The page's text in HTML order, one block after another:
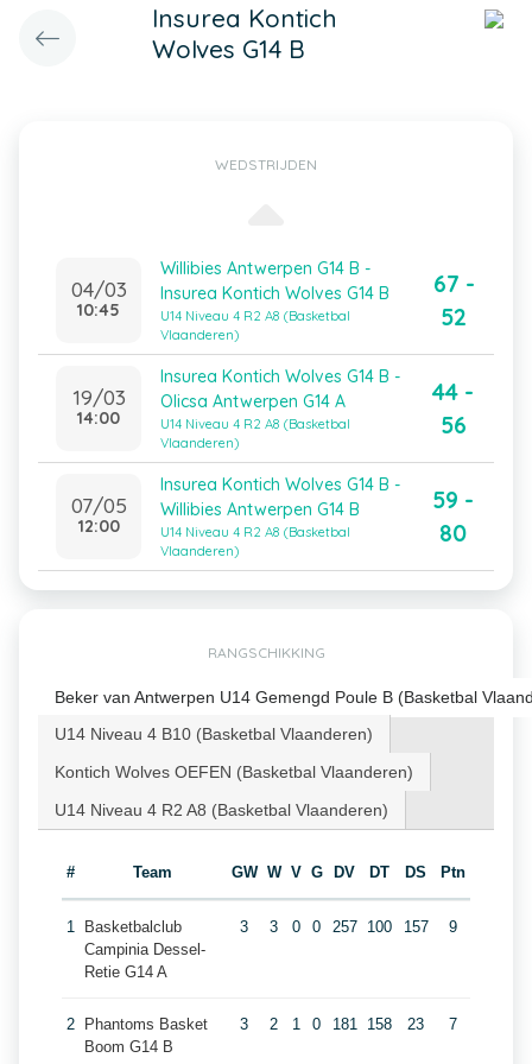
Insurea Kontich
Wolves G14 B
WEDSTRIJDEN
04/03
10:45
Willibies Antwerpen G14 B -
Insurea Kontich Wolves G14 B
U14 Niveau 4 R2 A8 (Basketbal
Vlaanderen)
67 -
52
19/03
14:00
Insurea Kontich Wolves G14 B -
Olicsa Antwerpen G14 A
U14 Niveau 4 R2 A8 (Basketbal
Vlaanderen)
44 -
56
07/05
12:00
Insurea Kontich Wolves G14 B -
Willibies Antwerpen G14 B
U14 Niveau 4 R2 A8 (Basketbal
Vlaanderen)
59 -
80
RANGSCHIKKING
Beker van Antwerpen U14 Gemengd Poule B (Basketbal
U14 Niveau 4 B10 (Basketbal Vlaanderen)
Kontich Wolves OEFEN (Basketbal Vlaanderen)
U14 Niveau 4 R2 A8 (Basketbal Vlaanderen)
# Team GW W V G DV DT DS Ptn
1
Basketbalclub
Campinia Dessel-
Retie G14 A
3 3 0 0 257 100 157 9
2
Phantoms Basket
Boom G14 B
3 2 1 0 181 158 23 7